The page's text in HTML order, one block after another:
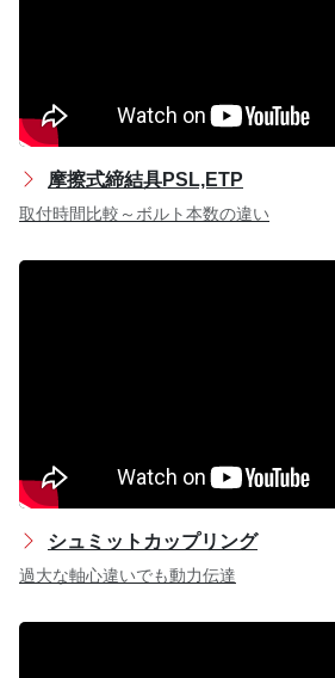
摩擦式締結具PSL,ETP
取付時間比較～ボルト本数の違い
シュミットカップリング
過大な軸心違いでも動力伝達